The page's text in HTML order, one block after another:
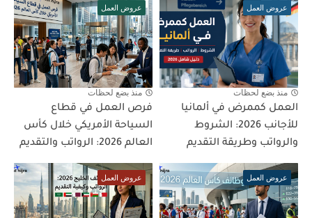
عروض العمل
منذ بضع لحظات
العمل كممرض في ألمانيا
للأجانب 2026: الشروط
والرواتب وطريقة التقديم
عروض العمل
منذ بضع لحظات
فرص العمل في قطاع
السياحة الأمريكي خلال كأس
العالم 2026: الرواتب والتقديم
عروض العمل عروض العمل